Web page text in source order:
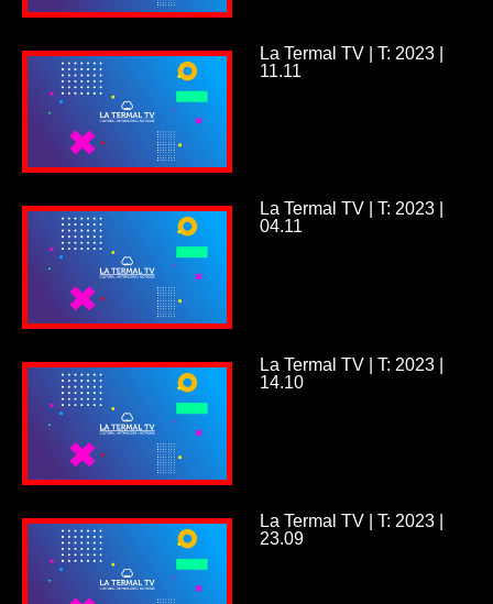
La Termal TV | T: 2023 |
11.11
La Termal TV | T: 2023 |
04.11
La Termal TV | T: 2023 |
14.10
La Termal TV | T: 2023 |
23.09